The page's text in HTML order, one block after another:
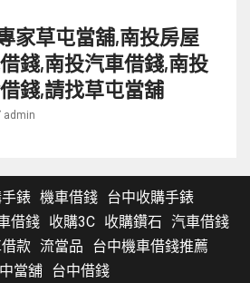
家草屯當舖,南投房屋
錢,南投汽車借錢,南投
錢,請找草屯當舖
admin
錶 機車借錢 台中收購手錶
借錢 收購3C 收購鑽石 汽車借錢
款 流當品
台中機車借錢推薦
當舖 台中借錢